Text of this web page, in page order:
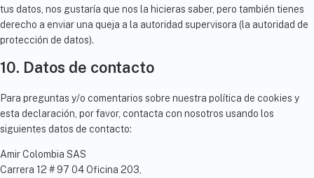
tus datos, nos gustaría que nos la hicieras saber, pero también tienes
derecho a enviar una queja a la autoridad supervisora (la autoridad de
protección de datos).
10. Datos de contacto
Para preguntas y/o comentarios sobre nuestra política de cookies y
esta declaración, por favor, contacta con nosotros usando los
siguientes datos de contacto:
Amir Colombia SAS
Carrera 12 # 97 04 Oficina 203,